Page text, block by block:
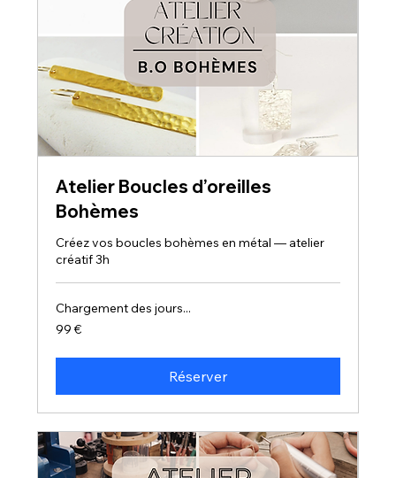
Atelier Boucles d’oreilles
Bohèmes
Créez vos boucles bohèmes en métal — atelier
créatif 3h
Chargement des jours...
99
euros
99 €
Réserver